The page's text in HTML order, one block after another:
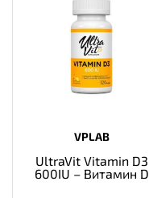
VPLAB
UltraVit Vitamin D3
600IU – Витамин D